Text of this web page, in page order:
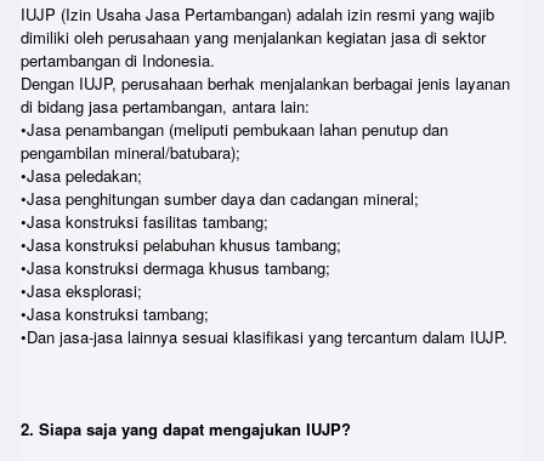
IUJP (Izin Usaha Jasa Pertambangan) adalah izin resmi yang wajib
dimiliki oleh perusahaan yang menjalankan kegiatan jasa di sektor
pertambangan di Indonesia.
Dengan IUJP, perusahaan berhak menjalankan berbagai jenis layanan
di bidang jasa pertambangan, antara lain:
•Jasa penambangan (meliputi pembukaan lahan penutup dan
pengambilan mineral/batubara);
•Jasa peledakan;
•Jasa penghitungan sumber daya dan cadangan mineral;
•Jasa konstruksi fasilitas tambang;
•Jasa konstruksi pelabuhan khusus tambang;
•Jasa konstruksi dermaga khusus tambang;
•Jasa eksplorasi;
•Jasa konstruksi tambang;
•Dan jasa-jasa lainnya sesuai klasifikasi yang tercantum dalam IUJP.
2. Siapa saja yang dapat mengajukan IUJP?